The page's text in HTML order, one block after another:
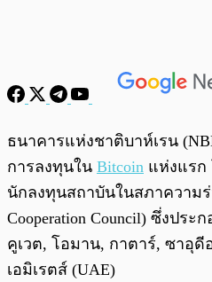
พร้อมเล่น
ธนาคารแห่งชาติบาห์เรน
การลงทุนใน Bitcoin แห่งแรก
นักลงทุนสถาบันในสภาความร่
Cooperation Council) ซึ่งประ
คูเวต, โอมาน, กาตาร์, ซาอุดี
เอมิเรตส์ (UAE)